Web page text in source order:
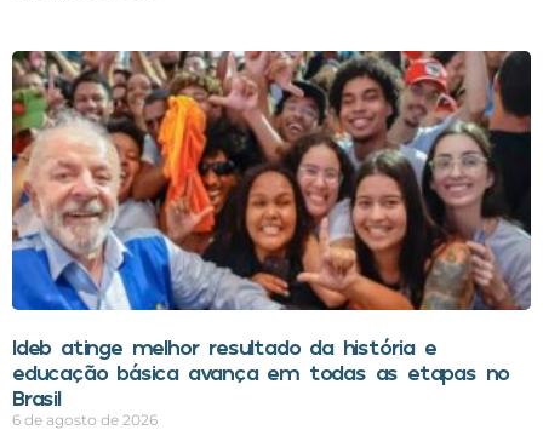
Ideb atinge melhor resultado da história e
educação básica avança em todas as etapas no
Brasil
6 de agosto de 2026